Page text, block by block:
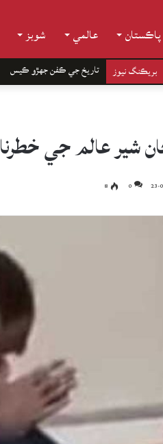
پاڪستان عالمي شوبز
بريڪنگ نيوز تاريخ جي ڪفن جھڙو ڪيس
شير عالم جي
23-
0
8